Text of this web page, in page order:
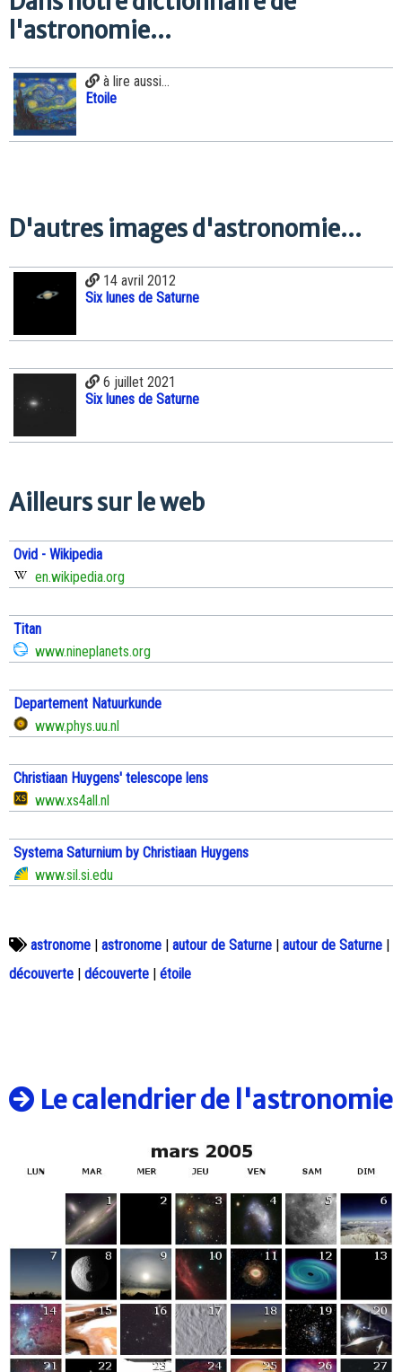
l'astronomie...
à lire aussi...
Etoile
D'autres images d'astronomie...
14 avril 2012
Six lunes de Saturne
6 juillet 2021
Six lunes de Saturne
Ailleurs sur le web
Ovid - Wikipedia
en.wikipedia.org
Titan
www.nineplanets.org
Departement Natuurkunde
www.phys.uu.nl
Christiaan Huygens' telescope lens
www.xs4all.nl
Systema Saturnium by Christiaan Huygens
www.sil.si.edu
astronome | astronome | autour de Saturne | autour de Saturne |
découverte | découverte | étoile
Le calendrier de l'astronomie